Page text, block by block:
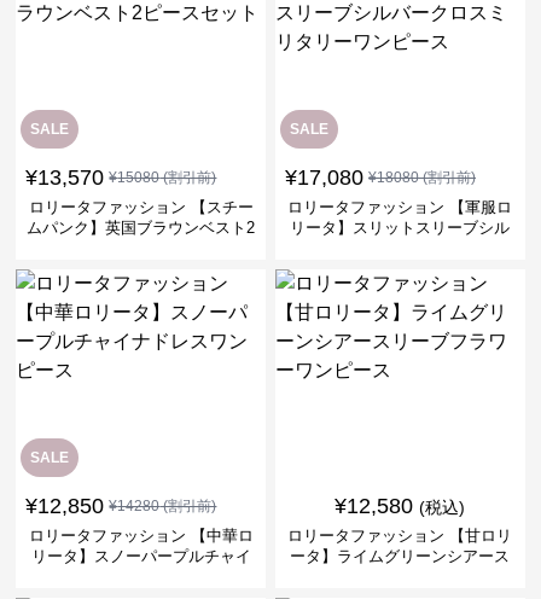
SALE
¥13,570 ¥15080(割引前)
ロリータファッション 【スチー
ムパンク】英国ブラウンベスト2
SALE
¥17,080 ¥18080(割引前)
ロリータファッション 【軍服ロ
リータ】スリットスリーブシル
SALE
¥12,850 ¥14280(割引前)
ロリータファッション 【中華ロ
リータ】スノーパープルチャイ
¥12,580 (税込)
ロリータファッション 【甘ロリ
ータ】ライムグリーンシアース